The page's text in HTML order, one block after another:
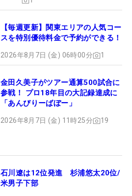
【毎週更新】関東エリアの人気コー
スを特別優待料金で予約ができる！
2026年8月7日 (金) 06時00分 1
金田久美子がツアー通算500試合に
参戦！ プロ18年目の大記録達成に
「あんびりーばぼー」
2026年8月7日 (金) 11時25分 19
石川遼は12位発進 杉浦悠太20位/
米男子下部